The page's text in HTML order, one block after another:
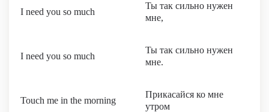
I need you so much
Ты так сильно нужен
мне,
I need you so much
Ты так сильно нужен
мне.
Touch me in the morning
Прикасайся ко мне
утром